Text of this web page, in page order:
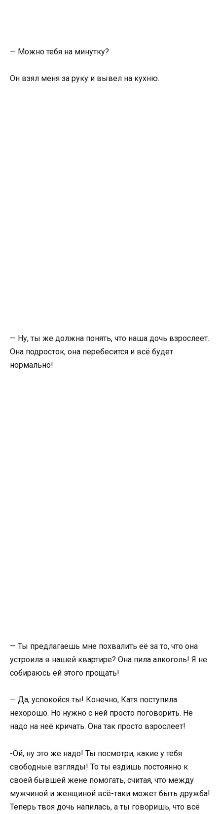
— Можно тебя на минутку?
Он взял меня за руку и вывел на кухню.
— Ну, ты же должна понять, что наша дочь взрослеет.
Она подросток, она перебесится и всё будет
нормально!
— Ты предлагаешь мне похвалить её за то, что она
устроила в нашей квартире? Она пила алкоголь! Я не
собираюсь ей этого прощать!
— Да, успокойся ты! Конечно, Катя поступила
нехорошо. Но нужно с ней просто поговорить. Не
надо на неё кричать. Она так просто взрослеет!
-Ой, ну это же надо! Ты посмотри, какие у тебя
свободные взгляды! То ты ездишь постоянно к
своей бывшей жене помогать, считая, что между
мужчиной и женщиной всё-таки может быть дружба!
Теперь твоя дочь напилась, а ты говоришь, что всё